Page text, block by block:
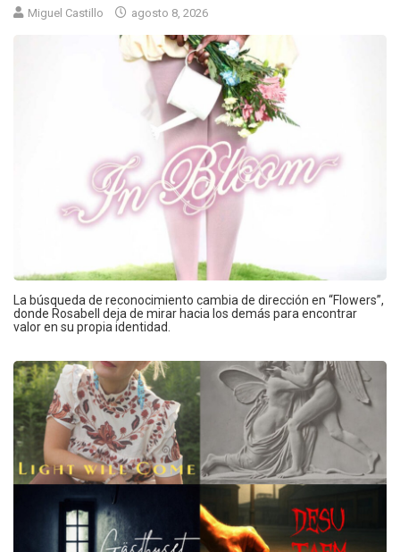
Miguel Castillo agosto 8, 2026
La búsqueda de reconocimiento cambia de dirección en “Flowers”,
donde Rosabell deja de mirar hacia los demás para encontrar
valor en su propia identidad.